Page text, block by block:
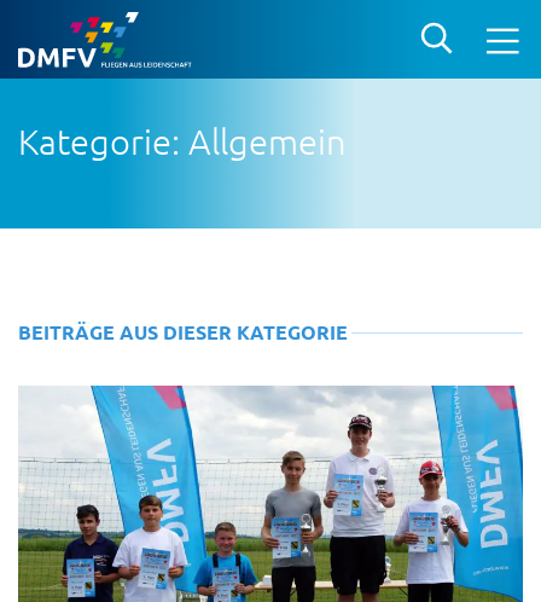
Kategorie: Allgemein
BEITRÄGE AUS DIESER KATEGORIE